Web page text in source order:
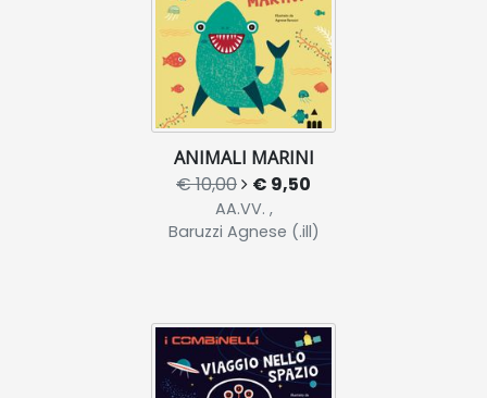
ANIMALI MARINI
€ 10,00 € 9,50
AA.VV. ,
Baruzzi Agnese (.ill)